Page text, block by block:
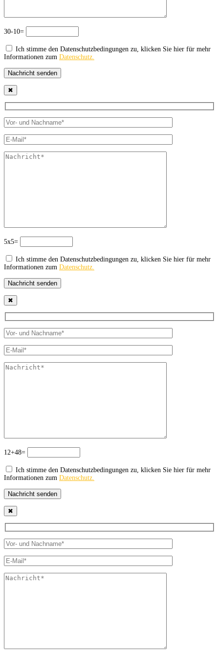
30-10=
Ich stimme den Datenschutzbedingungen zu, klicken Sie hier für mehr
Informationen zum Datenschutz.
Nachricht senden
✖
5x5=
Ich stimme den Datenschutzbedingungen zu, klicken Sie hier für mehr
Informationen zum Datenschutz.
Nachricht senden
✖
12+48=
Ich stimme den Datenschutzbedingungen zu, klicken Sie hier für mehr
Informationen zum Datenschutz.
Nachricht senden
✖